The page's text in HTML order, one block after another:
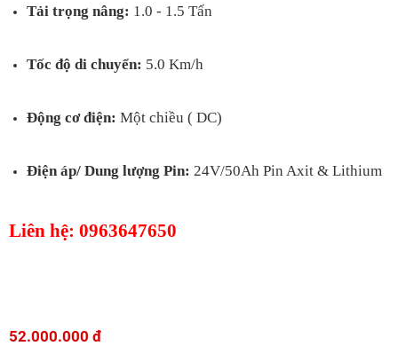
Tải trọng nâng: 1.0 - 1.5 Tấn
Tốc độ di chuyển: 5.0 Km/h
Động cơ điện: Một chiều ( DC)
Điện áp/ Dung lượng Pin: 24V/50Ah Pin Axit & Lithium
Liên hệ: 0963647650
52.000.000 đ